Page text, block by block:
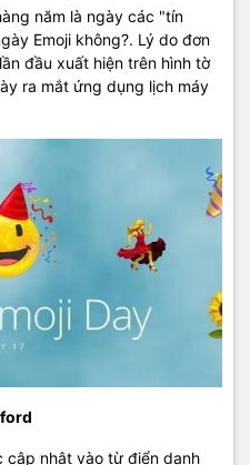
năm là ngày các "tín
Emoji không?. Lý do đơn
lần đầu xuất hiện trên hình tờ
ra mắt ứng dụng lịch máy
nhật vào từ điển danh